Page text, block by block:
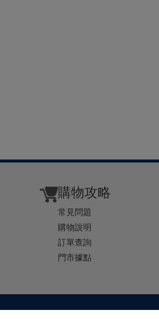
購物攻略
常見問題
購物說明
訂單查詢
門市據點